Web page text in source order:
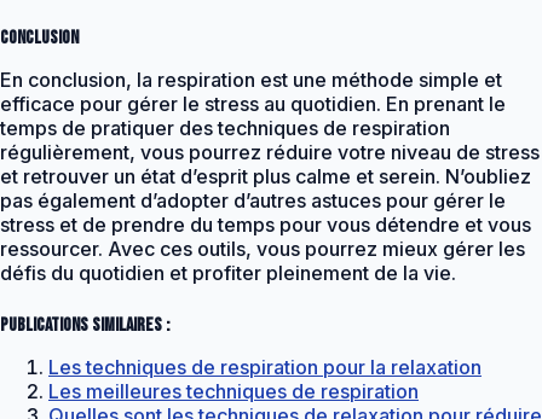
Conclusion
En conclusion, la respiration est une méthode simple et
efficace pour gérer le stress au quotidien. En prenant le
temps de pratiquer des techniques de respiration
régulièrement, vous pourrez réduire votre niveau de stress
et retrouver un état d’esprit plus calme et serein. N’oubliez
pas également d’adopter d’autres astuces pour gérer le
stress et de prendre du temps pour vous détendre et vous
ressourcer. Avec ces outils, vous pourrez mieux gérer les
défis du quotidien et profiter pleinement de la vie.
Publications similaires :
Les techniques de respiration pour la relaxation
Les meilleures techniques de respiration